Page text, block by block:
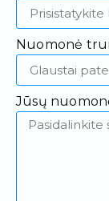
Nuomonė
Jūsų